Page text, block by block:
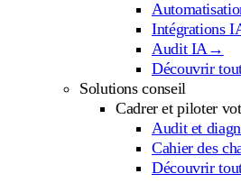
Intégrations
Audit IA→
Découvrir
Solutions conseil
Cadrer et piloter
Audit et
Cahier des
Découvrir